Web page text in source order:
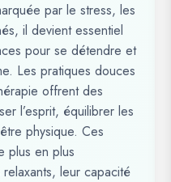
par le stress, les
il devient essentiel
pour se détendre et
Les pratiques douces
offrent des
l’esprit, équilibrer les
physique. Ces
plus en plus
leur capacité